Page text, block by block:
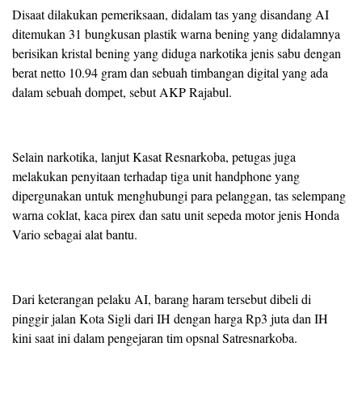
Disaat dilakukan pemeriksaan, didalam tas yang disandang AI
ditemukan 31 bungkusan plastik warna bening yang didalamnya
berisikan kristal bening yang diduga narkotika jenis sabu dengan
berat netto 10.94 gram dan sebuah timbangan digital yang ada
dalam sebuah dompet, sebut AKP Rajabul.
Selain narkotika, lanjut Kasat Resnarkoba, petugas juga
melakukan penyitaan terhadap tiga unit handphone yang
dipergunakan untuk menghubungi para pelanggan, tas selempang
warna coklat, kaca pirex dan satu unit sepeda motor jenis Honda
Vario sebagai alat bantu.
Dari keterangan pelaku AI, barang haram tersebut dibeli di
pinggir jalan Kota Sigli dari IH dengan harga Rp3 juta dan IH
kini saat ini dalam pengejaran tim opsnal Satresnarkoba.